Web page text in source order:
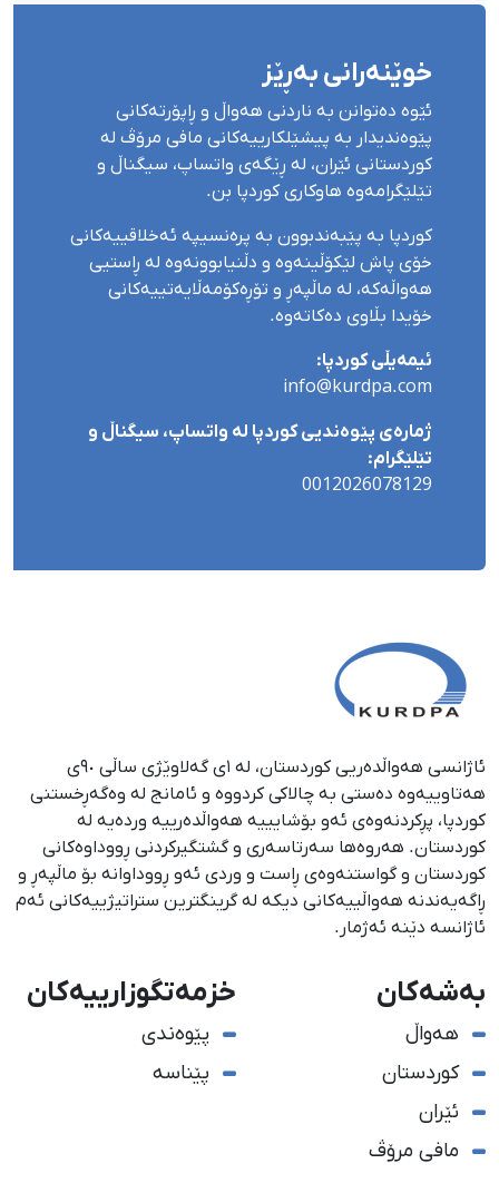
خوێنەرانی بەڕێز
ئێوە دەتوانن بە ناردنی هەواڵ و ڕاپۆرتەکانی
پێوەندیدار بە پیشێلکارییەکانی مافی مرۆڤ لە
کوردستانی ئێران، لە ڕێگەی واتساپ، سیگناڵ و
تێلێگرامەوە هاوکاری کوردپا بن.
کوردپا بە پێبەندبوون بە پرەنسیپە ئەخلاقییەکانی
خۆی پاش لێکۆڵینەوە و دڵنیابوونەوە لە ڕاستیی
هەواڵەکە، لە ماڵپەڕ و تۆڕەکۆمەڵایەتییەکانی
خۆیدا بڵاوی دەکاتەوە.
ئیمەیڵی کوردپا:
info@kurdpa.com
ژمارەی پێوەندیی کوردپا لە واتساپ، سیگناڵ و
تێلێگرام:
0012026078129
ئاژانسی هەواڵدەریی کوردستان، لە ١ی گەلاوێژی ساڵی ٩٠ی
هەتاوییەوە دەستی بە چالاکی کردووە و ئامانج لە وەگەڕخستنی
كوردپا، پڕكردنەوەی ئەو بۆشایییە هەواڵدەرییە وردەیە لە
كوردستان. هەروەها سەرتاسەری و گشتگیركردنی ڕووداوەكانی
كوردستان و گواستنەوەی ڕاست و وردی ئەو ڕووداوانە بۆ ماڵپەڕ و
ڕاگەیەندنە هەواڵییەكانی دیكە لە گرینگترین ستراتیژییەكانی ئەم
ئاژانسە دێنە ئەژمار.
بەشەکان
هەواڵ
کوردستان
ئێران
مافی مرۆڤ
خزمەتگوزارییەکان
پێوەندی
پێناسە